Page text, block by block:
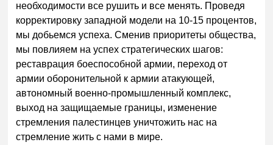
необходимости все рушить и все менять. Проведя
корректировку западной модели на 10-15 процентов,
мы добьемся успеха. Сменив приоритеты общества,
мы повлияем на успех стратегических шагов:
реставрация боеспособной армии, переход от
армии оборонительной к армии атакующей,
автономный военно-промышленный комплекс,
выход на защищаемые границы, изменение
стремления палестинцев уничтожить нас на
стремление жить с нами в мире.